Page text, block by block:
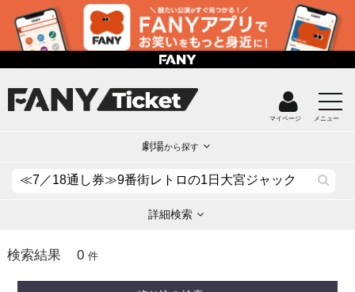
マイページ メニュー
劇場から探す
詳細検索
検索結果 0 件